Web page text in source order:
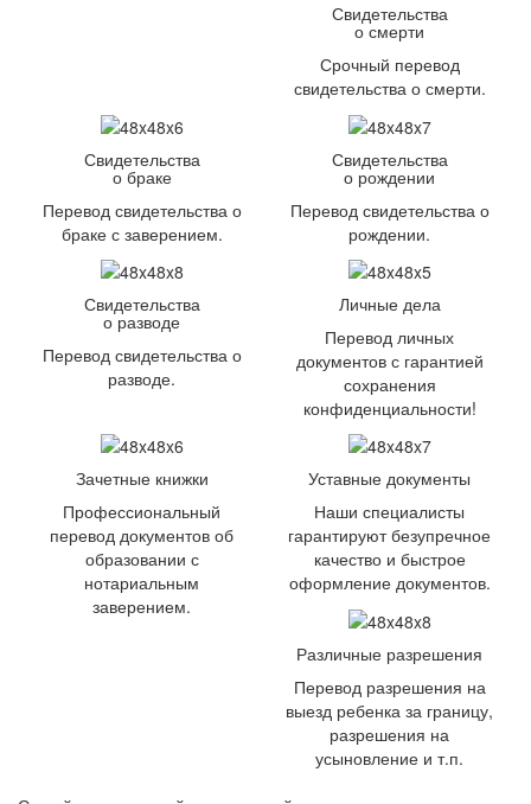
Свидетельства
о смерти
Срочный перевод
свидетельства о смерти.
Свидетельства
о браке
Перевод свидетельства о
браке с заверением.
Свидетельства
о рождении
Перевод свидетельства о
рождении.
Свидетельства
о разводе
Перевод свидетельства о
разводе.
Личные дела
Перевод личных
документов с гарантией
сохранения
конфиденциальности!
Зачетные книжки
Профессиональный
перевод документов об
образовании с
нотариальным
заверением.
Уставные документы
Наши специалисты
гарантируют безупречное
качество и быстрое
оформление документов.
Различные разрешения
Перевод разрешения на
выезд ребенка за границу,
разрешения на
усыновление и т.п.